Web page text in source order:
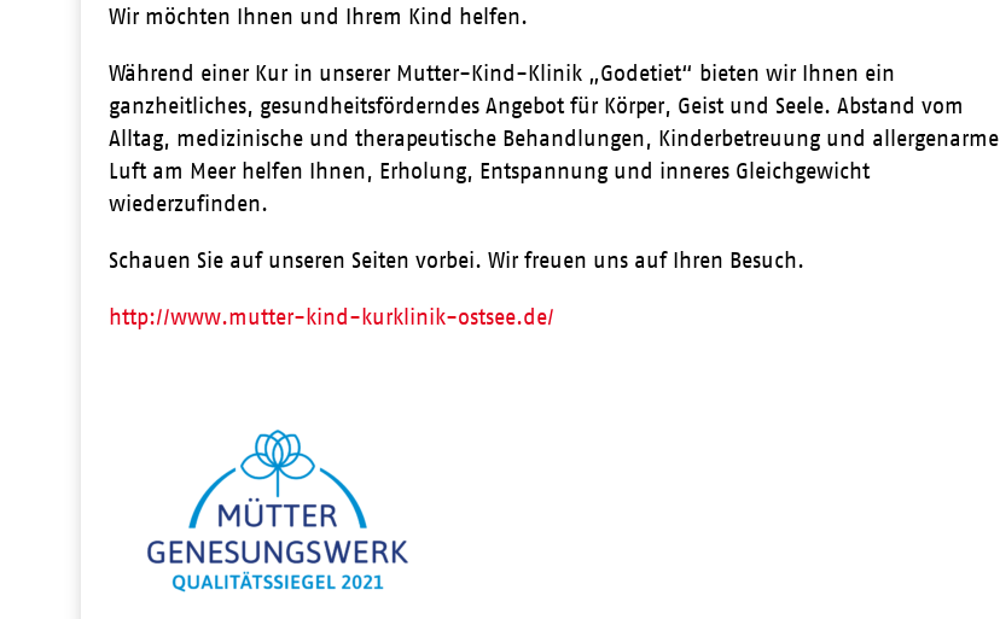
Wir möchten Ihnen und Ihrem Kind helfen.
Während einer Kur in unserer Mutter-Kind-Klinik „Godetiet“ bieten wir Ihnen ein
ganzheitliches, gesundheitsförderndes Angebot für Körper, Geist und Seele. Abstand vom
Alltag, medizinische und therapeutische Behandlungen, Kinderbetreuung und allergenarme
Luft am Meer helfen Ihnen, Erholung, Entspannung und inneres Gleichgewicht
wiederzufinden.
Schauen Sie auf unseren Seiten vorbei. Wir freuen uns auf Ihren Besuch.
http://www.mutter-kind-kurklinik-ostsee.de/